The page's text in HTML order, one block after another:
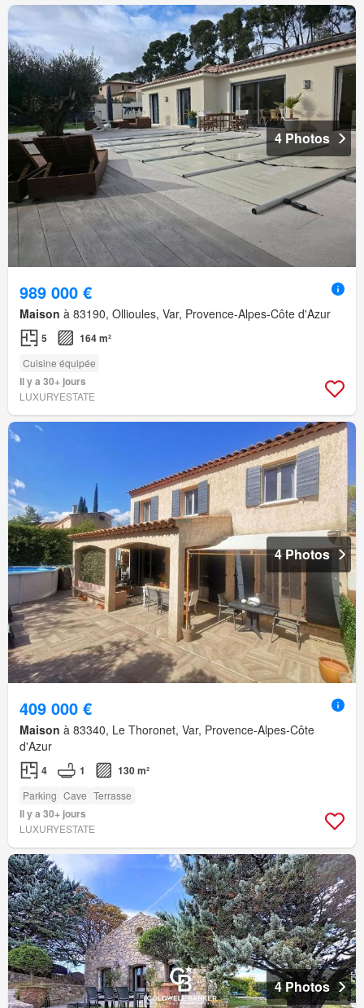
4 Photos
989 000 €
Maison à 83190, Ollioules, Var, Provence-Alpes-Côte d'Azur
5 164 m²
Cuisine équipée
Il y a 30+ jours
LUXURYESTATE
4 Photos
409 000 €
Maison à 83340, Le Thoronet, Var, Provence-Alpes-Côte
d'Azur
4 1 130 m²
Parking Cave Terrasse
Il y a 30+ jours
LUXURYESTATE
4 Photos